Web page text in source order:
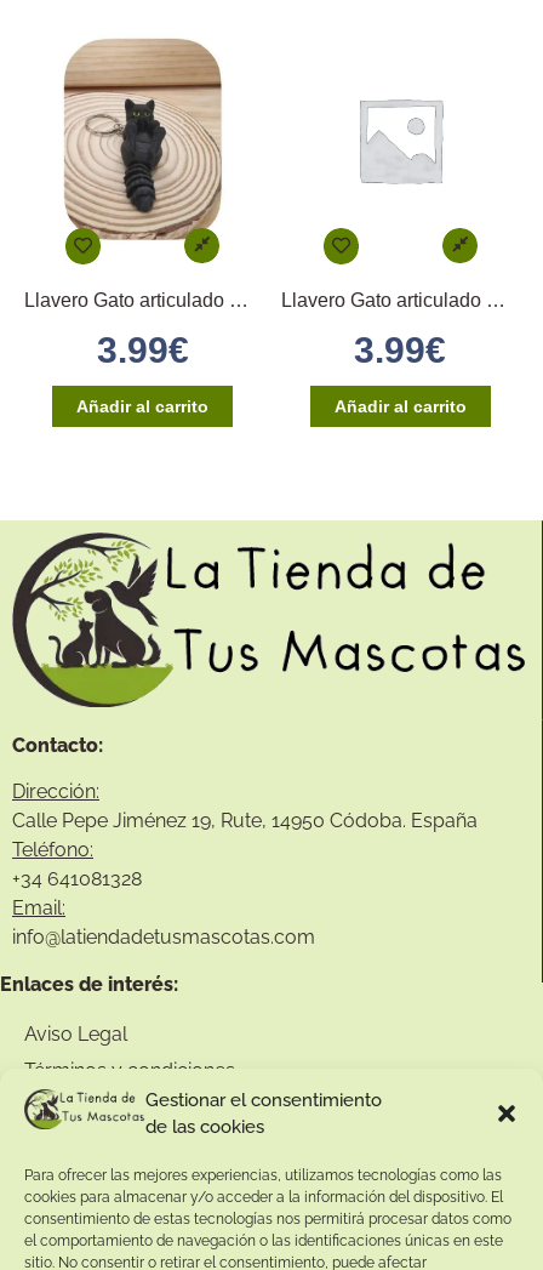
Gestionar el consentimiento
de las cookies
Para ofrecer las mejores experiencias, utilizamos tecnologías como las
cookies para almacenar y/o acceder a la información del dispositivo. El
consentimiento de estas tecnologías nos permitirá procesar datos como
el comportamiento de navegación o las identificaciones únicas en este
sitio. No consentir o retirar el consentimiento, puede afectar
Llavero Gato articulado Panza Arriba Negro
3.99€
Añadir al carrito
Llavero Gato articulado Gris y Blanco
3.99€
Añadir al carrito
Contacto:
Dirección:
Calle Pepe Jiménez 19, Rute, 14950 Códoba. España
Teléfono:
+34 641081328
Email:
info@latiendadetusmascotas.com
Enlaces de interés:
Aviso Legal
Términos y condiciones
Política de privacidad
Política de cookies